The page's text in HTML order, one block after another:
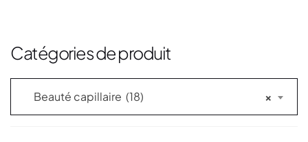
Catégories de produit
×
Beauté capillaire (18)